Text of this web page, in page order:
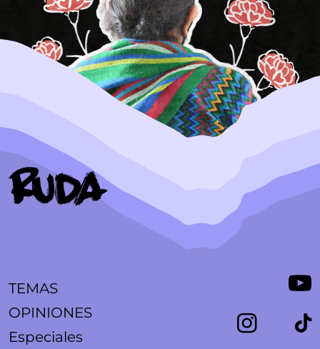
TEMAS
OPINIONES
Especiales